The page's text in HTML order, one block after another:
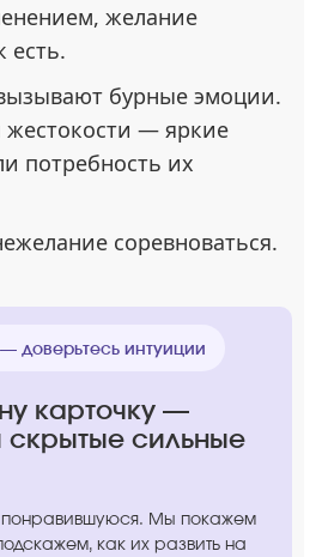
желание
есть.
бурные эмоции.
жестокости — яркие
потребность их
соревноваться.
доверьтесь интуиции
карточку —
скрытые сильные
понравившуюся. Мы покажем
как их развить на